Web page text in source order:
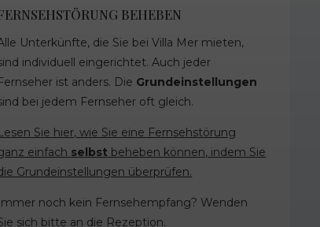
BEHEBEN
Unterkünfte, die Sie bei Villa Mer mieten,
individuell eingerichtet. Auch jeder
ist anders. Die Grundeinstellungen
bei jedem Fernseher oft gleich.
Sie hier, wie Sie eine Fernsehstörung
einfach selbst beheben können, indem Sie
Grundeinstellungen überprüfen.
noch kein Fernsehempfang? Wenden
sich bitte an die Rezeption.